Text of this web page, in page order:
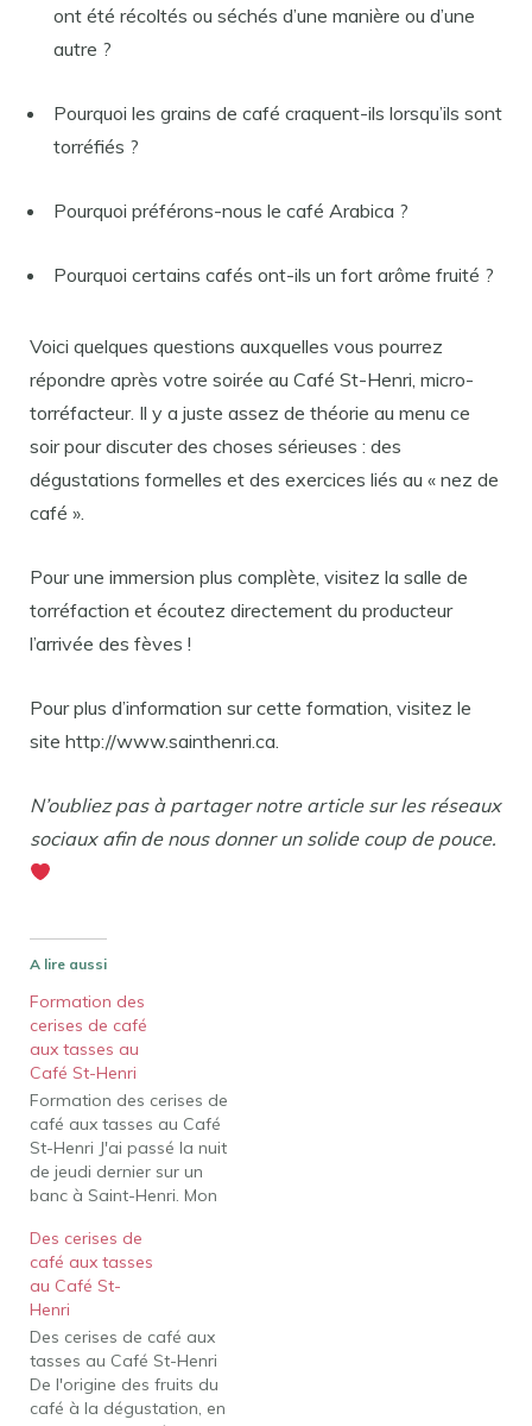
ont été récoltés ou séchés d’une manière ou d’une
autre ?
Pourquoi les grains de café craquent-ils lorsqu’ils sont
torréfiés ?
Pourquoi préférons-nous le café Arabica ?
Pourquoi certains cafés ont-ils un fort arôme fruité ?
Voici quelques questions auxquelles vous pourrez
répondre après votre soirée au Café St-Henri, micro-
torréfacteur. Il y a juste assez de théorie au menu ce
soir pour discuter des choses sérieuses : des
dégustations formelles et des exercices liés au « nez de
café ».
Pour une immersion plus complète, visitez la salle de
torréfaction et écoutez directement du producteur
l’arrivée des fèves !
Pour plus d’information sur cette formation, visitez le
site http://www.sainthenri.ca.
N’oubliez pas à partager notre article sur les réseaux
sociaux afin de nous donner un solide coup de pouce.
A lire aussi
Formation des
cerises de café
aux tasses au
Café St-Henri
Formation des cerises de
café aux tasses au Café
St-Henri J'ai passé la nuit
de jeudi dernier sur un
banc à Saint-Henri. Mon
sur le café ! Pendant
deux heures, j'ai eu
l'occasion de partager la
passion d'un amateur de
café, Jean-François
Leduc. De l'origine…
Des cerises de
café aux tasses
au Café St-
Henri
Des cerises de café aux
tasses au Café St-Henri
De l'origine des fruits du
café à la dégustation, en